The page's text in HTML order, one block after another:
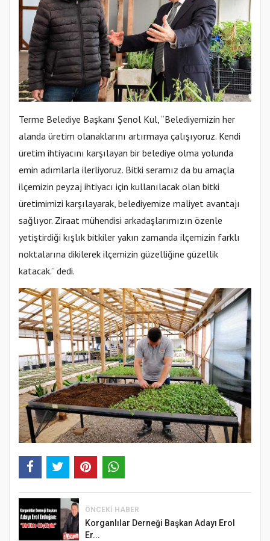
Terme Belediye Başkanı Şenol Kul, “Belediyemizin her
alanda üretim olanaklarını artırmaya çalışıyoruz. Kendi
üretim ihtiyacını karşılayan bir belediye olma yolunda
emin adımlarla ilerliyoruz. Bitki seramız da bu amaçla
ilçemizin peyzaj ihtiyacı için kullanılacak olan bitki
üretimimizi karşılayarak, belediyemize maliyet avantajı
sağlıyor. Ziraat mühendisi arkadaşlarımızın özenle
yetiştirdiği kışlık bitkiler yakın zamanda ilçemizin farklı
noktalarına dikilerek ilçemizin güzelliğine güzellik
katacak.” dedi.
ÖNCEKI HABER
Korganlılar Derneği Başkan Adayı Erol
Er...